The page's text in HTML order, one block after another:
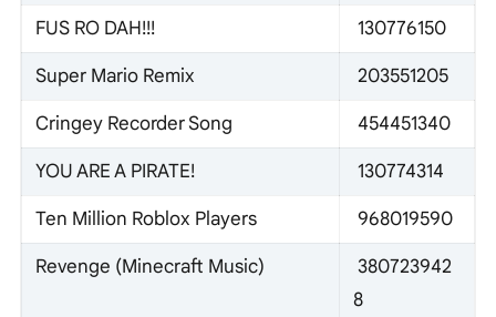
FUS RO DAH!!! 130776150
Super Mario Remix 203551205
Cringey Recorder Song 454451340
YOU ARE A PIRATE! 130774314
Ten Million Roblox Players 968019590
Revenge (Minecraft Music)
380723942
8